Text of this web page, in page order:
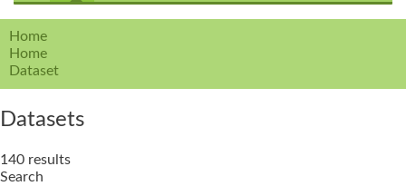
Home
Home
Dataset
Datasets
140 results
Search